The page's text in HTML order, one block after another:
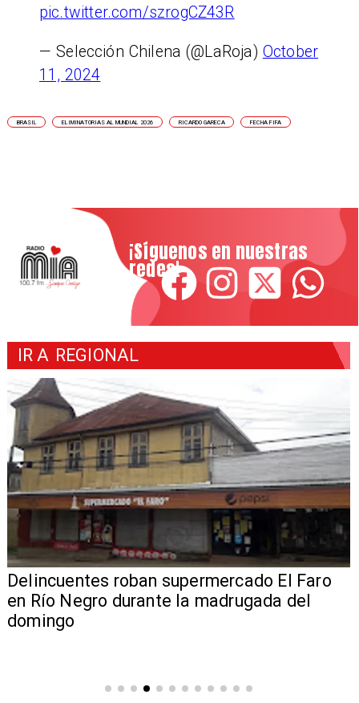
pic.twitter.com/szrogCZ43R
— Selección Chilena (@LaRoja) October
11, 2024
BRASIL ELIMINATORIAS AL MUNDIAL 2026 RICARDO GARECA FECHA FIFA
¡Síguenos en nuestras
redes!
IR A REGIONAL
Delincuentes roban supermercado El Faro
en Río Negro durante la madrugada del
domingo